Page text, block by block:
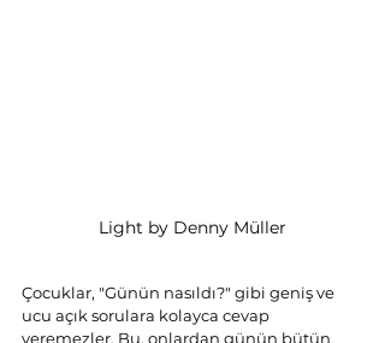
Light by Denny Müller
Çocuklar, "Günün nasıldı?" gibi geniş ve
ucu açık sorulara kolayca cevap
veremezler. Bu, onlardan günün bütün